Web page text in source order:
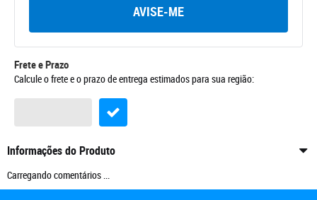
AVISE-ME
Frete e Prazo
Calcule o frete e o prazo de entrega estimados para sua região:
Informações do Produto
Carregando comentários ...